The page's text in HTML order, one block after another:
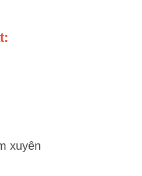
xuyên